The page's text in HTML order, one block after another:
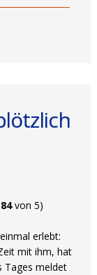
von 5)
erlebt:
mit ihm, hat
Tages meldet